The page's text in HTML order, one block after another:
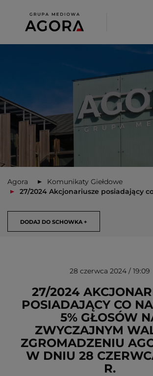
Agora
Komunikaty Giełdowe
27/2024 Akcjonariusze posiadający
DODAJ DO SCHOWKA +
USUŃ ZE SCHOWKA
28 czerwca 2024 / 19:09
27/2024
POSIADAJĄCY CO
5% GŁOSÓW
ZWYCZAJNYM
ZGROMADZENIU
W DNIU 28
R.